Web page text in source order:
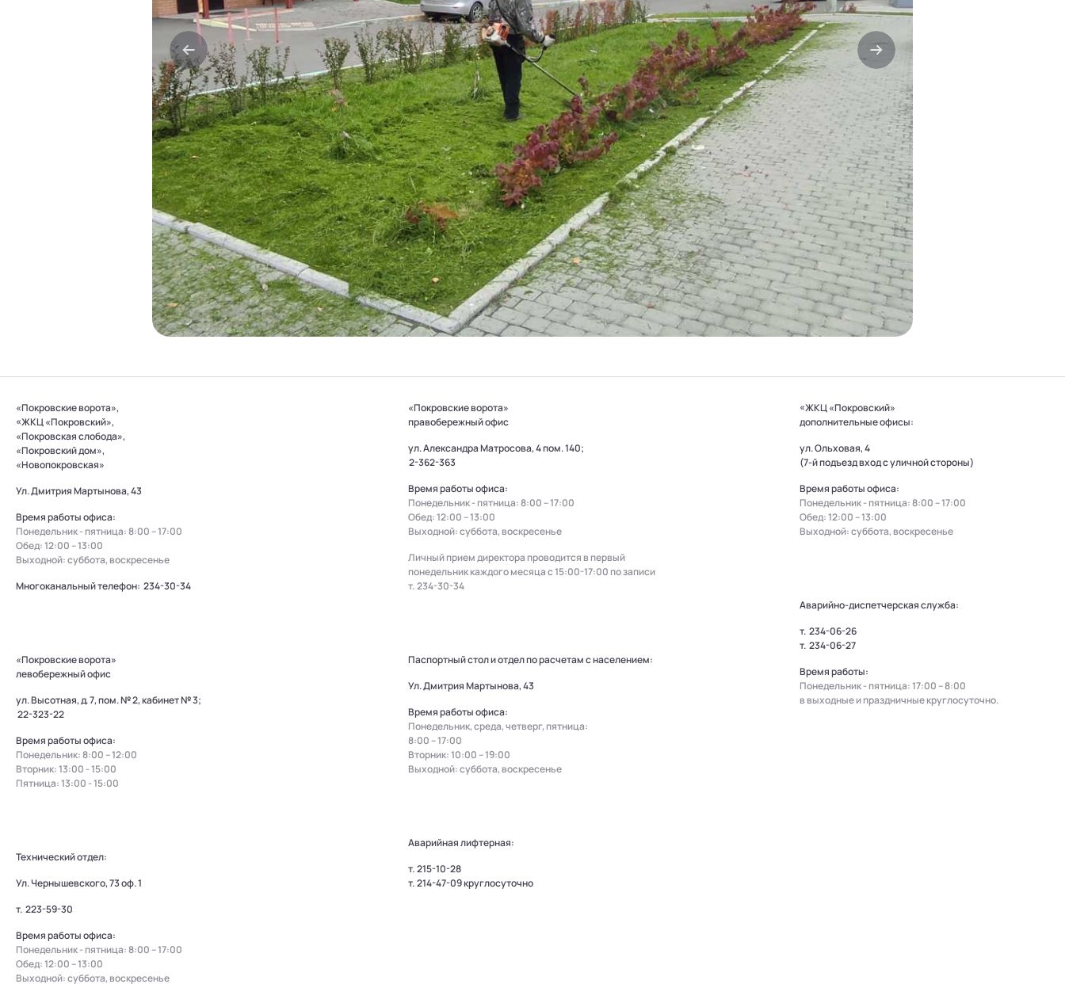
«Покровские ворота»,
«ЖКЦ «Покровский»,
«Покровская слобода»,
«Покровский дом»,
«Новопокровская»
Ул. Дмитрия Мартынова, 43
Время работы офиса:
Понедельник - пятница: 8:00 – 17:00
Обед: 12:00 – 13:00
Выходной: суббота, воскресенье
Многоканальный телефон: 234-30-34
«Покровские ворота»
левобережный офис
ул. Высотная, д. 7, пом. № 2, кабинет № 3;
22-323-22
Время работы офиса:
Понедельник: 8:00 – 12:00
Вторник: 13:00 - 15:00
Пятница: 13:00 - 15:00
Технический отдел:
Ул. Чернышевского, 73 оф. 1
т. 223-59-30
Время работы офиса:
Понедельник - пятница: 8:00 – 17:00
Обед: 12:00 – 13:00
Выходной: суббота, воскресенье
«Покровские ворота»
правобережный офис
ул. Александра Матросова, 4 пом. 140;
2-362-363
Время работы офиса:
Понедельник - пятница: 8:00 – 17:00
Обед: 12:00 – 13:00
Выходной: суббота, воскресенье
Личный прием директора проводится в первый
понедельник каждого месяца с 15:00-17:00 по записи
т.234-30-34
Паспортный стол и отдел по расчетам с населением:
Ул. Дмитрия Мартынова, 43
Время работы офиса:
Понедельник, среда, четверг, пятница:
8:00 – 17:00
Вторник: 10:00 – 19:00
Выходной: суббота, воскресенье
Аварийная лифтерная:
т.215-10-28
т.214-47-09круглосуточно
«ЖКЦ «Покровский»
дополнительные офисы:
ул. Ольховая, 4
(7-й подъезд вход с уличной стороны)
Время работы офиса:
Понедельник - пятница: 8:00 – 17:00
Обед: 12:00 – 13:00
Выходной: суббота, воскресенье
Аварийно-диспетчерская служба:
т. 234-06-26
т. 234-06-27
Время работы:
Понедельник - пятница: 17:00 – 8:00
в выходные и праздничные круглосуточно.